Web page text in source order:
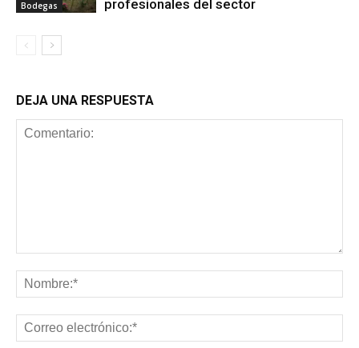
Bodegas
profesionales del sector
DEJA UNA RESPUESTA